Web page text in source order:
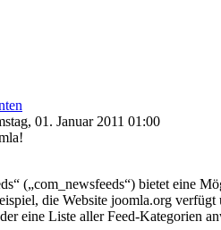
01. Januar 2011 01:00
(„com_newsfeeds“) bietet eine
die Website joomla.org
eine Liste aller Feed-Kategorien